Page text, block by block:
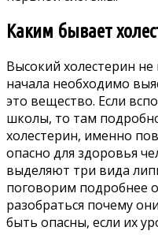
Каким бывает
Высокий холестерин
начала необходимо
это вещество. Если
школы, то там
холестерин, именно
опасно для здоровья
выделяют три вида
поговорим подробнее
разобраться почему
быть опасны, если их